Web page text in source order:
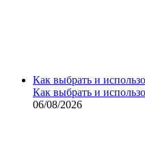
Как выбрать и
Как выбрать и
06/08/2026